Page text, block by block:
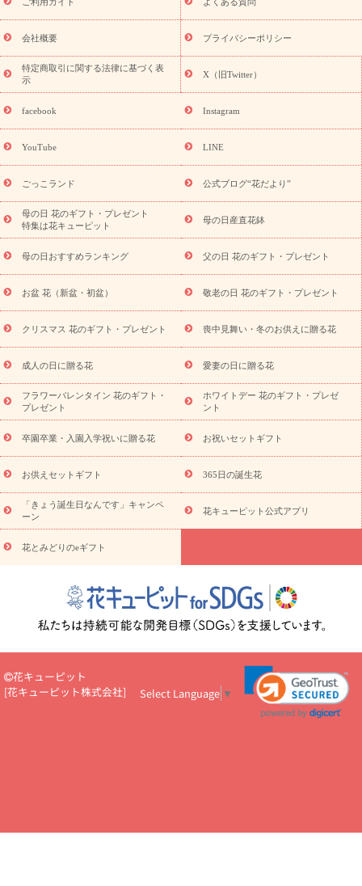
花ギフト・プレゼント特集
敬老の日 花のおすすめランキング
敬
老の日 花鉢植えのギフト・プレゼント特集
敬老の日 花とセットギ
フト・プレゼント特集
敬老の日の花 全てのギフト一覧
キャン
ペーン
「きょう誕生日なんです」キャンペーン
探す
誕生日フラワーギフト 誕生日フラワーギフト特集
誕生
日フラワーギフト商品一覧
ユリ トルコキキョウ
誕生花(トルコキキョウ)
9月の誕生花(リンドウ)
誕生日セット
ギフト
「きょう誕生日なんです」キャンペーン
用途から探す お祝いの花特集 当日配達特急便
お祝い商品
一覧
お祝い 新築・引っ越し祝い
結婚記念日
結婚祝い 出産祝い 退院祝い・快気祝い
還暦
祝い・長寿祝い
プチギフト ペットのお祝いフラワー
元・暑中見舞い
敬老の日
お供え
お供え・お悔やみ商品一覧 お供え・お悔やみの花
十九日法要以降に贈る花
通夜・葬儀に贈る花
お供え お花とセッ
お盆（新盆・初盆）
お祝い返し お見舞い
お取り
寄せギフト
ビジネス用 ご自宅用 観葉植物
ミディ胡蝶蘭
プリザーブドフラワー
スタイルから探す
アレンジメント
花束
スタンド花 お祝い お供え・お悔やみ 胡蝶蘭
胡蝶
蘭・花鉢
ミディ胡蝶蘭・お祝い ミディ胡蝶蘭・お供え
の青色胡蝶蘭
観葉植物 観葉植物 産直多肉植物
プリザーブ
ドフラワー
お祝い お供え・お悔やみ 花とセットギフト
ミオーダー
プチギフト（hanamore -ハナモア-）
花とみどりの
eギフト
花キューピットのeGfit カラー ピンク
レンジ
レッド お花の種類 バラ ユリ トルコキキョウ
予
算から探す
お祝い お祝い・3000円～ お祝い・
お祝い・5000円～ お祝い・7000円～ お祝い・10000円～
お供え・お悔やみ
お供え・お悔やみ・3000円～
お供え・お
悔やみ・5000円～ お供え・お悔やみ・7000円～
お供え・お悔
やみ・10000円～
365日の誕生花カレンダー
開店・開業祝
お祝いを贈るときのマナー・
花キューピットのお祝いコラム一覧
誕生日のお花を「色
彩心理学」で選ぶ方法
結婚祝いの予算相場
出産祝いお役立ち情
転職祝いのマナー基礎知識
ペットのお祝いワンポイントアド
バイス
スタンド花（フラスタ）のマナー
お見舞いのマナーとル
お祝い花のマナー総まとめ
場上司や先輩へ贈るお祝い花の正解は？
開店祝いの花 選び方ガイ
ド（早見表あり）
花キューピットのお供え・
プロ直伝10のテクニック
花美人5人の「花のある暮らし」
美
会社概要 プライバシーポリシー
特定商取引に関する法律に基づく表
示
X（旧Twitter）
facebook Instagram
YouTube LINE
ごっこランド 公式ブログ“花だより”
母の日 花のギフト・プレゼント
特集は花キューピット
母の日産直花鉢
母の日おすすめランキング 父の日 花のギフト・プレゼント
お盆 花（新盆・初盆） 敬老の日 花のギフト・プレゼント
クリスマス 花のギフト・プレゼント 喪中見舞い・冬のお供えに贈る花
成人の日に贈る花 愛妻の日に贈る花
フラワーバレンタイン 花のギフト・
プレゼント
ホワイトデー 花のギフト・プレゼ
ント
卒園卒業・入園入学祝いに贈る花 お祝いセットギフト
お供えセットギフト 365日の誕生花
「きょう誕生日なんです」キャンペ
ーン
花キューピット公式アプリ
花とみどりのeギフト
花キューピット
[花キューピット株式会社] Select Language ▼